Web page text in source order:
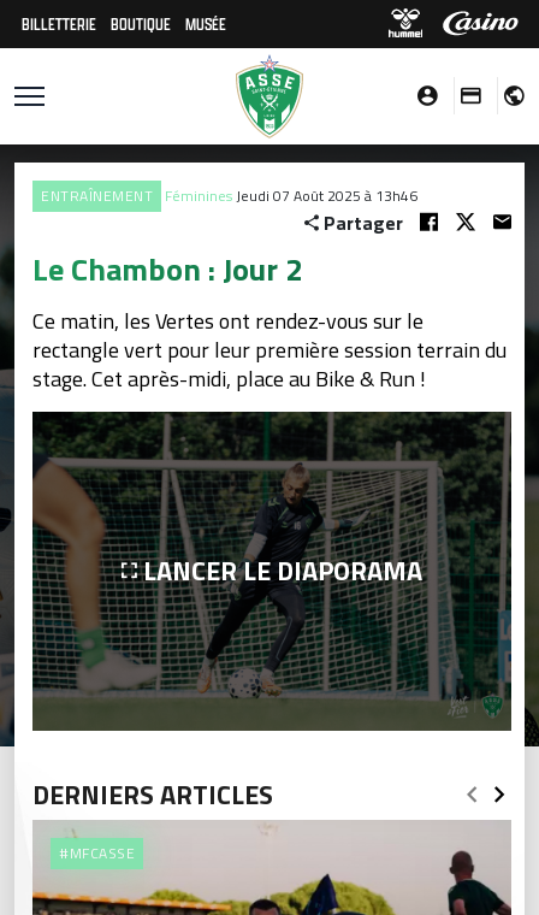
BILLETTERIE BOUTIQUE MUSÉE
ENTRAÎNEMENT FémininesJeudi 07 Août 2025 à 13h46
Partager
Le Chambon : Jour 2
Ce matin, les Vertes ont rendez-vous sur le
rectangle vert pour leur première session terrain du
stage. Cet après-midi, place au Bike & Run !
LANCER LE DIAPORAMA
DERNIERS ARTICLES
#MFCASSE